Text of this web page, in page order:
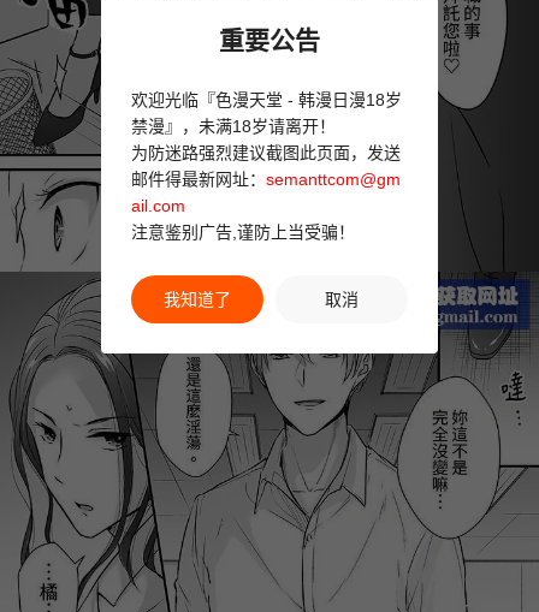
重要公告
欢迎光临『色漫天堂 - 韩漫日漫18岁
禁漫』，未满18岁请离开！
为防迷路强烈建议截图此页面，发送
邮件得最新网址： semanttcom@gm
ail.com
注意鉴别广告,谨防上当受骗！
我知道了 取消